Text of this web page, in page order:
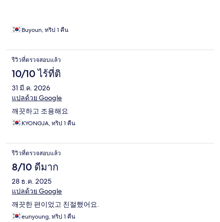
Buyoun, ทริป 1 คืน
รีวิวที่ตรวจสอบแล้ว
10/10 ไร้ที่ติ
31 มี.ค. 2026
แปลด้วย Google
깨끗하고 조용해요
KYONGJA, ทริป 1 คืน
รีวิวที่ตรวจสอบแล้ว
8/10 ดีมาก
28 ธ.ค. 2025
แปลด้วย Google
깨끗한 편이었고 친절했어요.
eunyoung, ทริป 1 คืน